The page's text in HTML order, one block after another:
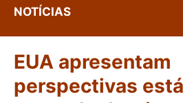
NOTÍCIAS
EUA apresentam
perspectivas